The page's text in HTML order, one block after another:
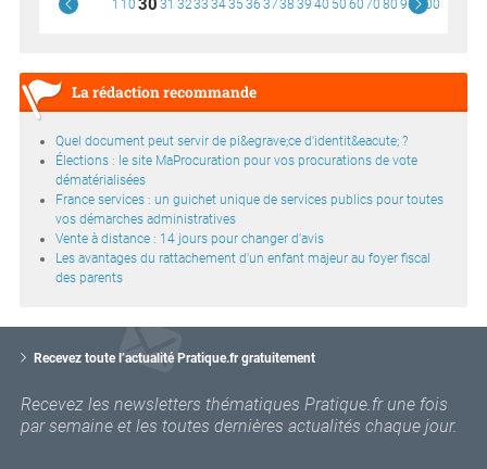
1 10 30 31 3233 3435 36 3738 39 40 50 6070 80 90100
La rédaction recommande
Quel document peut servir de pi&egrave;ce d'identit&eacute; ?
Élections : le site MaProcuration pour vos procurations de vote
dématérialisées
France services : un guichet unique de services publics pour toutes
vos démarches administratives
Vente à distance : 14 jours pour changer d'avis
Les avantages du rattachement d'un enfant majeur au foyer fiscal
des parents
Recevez toute l’actualité Pratique.fr gratuitement
Recevez les newsletters thématiques Pratique.fr une fois
par semaine et les toutes dernières actualités chaque jour.
o
r
e
e